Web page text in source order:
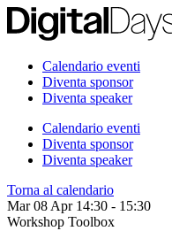
Calendario eventi
Diventa sponsor
Diventa speaker
Calendario eventi
Diventa sponsor
Diventa speaker
Torna al calendario
Mar 08 Apr 14:30 - 15:30
Workshop Toolbox